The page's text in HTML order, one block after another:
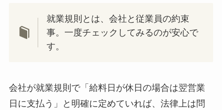
就業規則とは、会社と従業員の約束
事。一度チェックしてみるのが安心で
す。
会社が就業規則で「給料日が休日の場合は翌営業
日に支払う」と明確に定めていれば、法律上は問